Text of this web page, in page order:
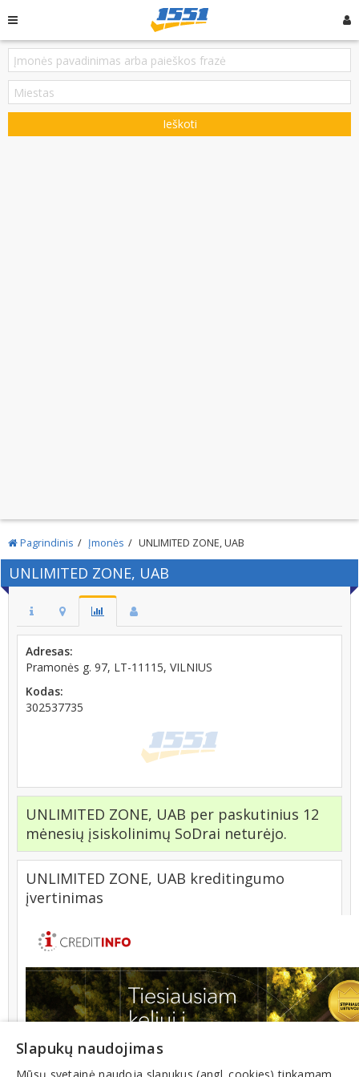
Ieškoti
Pagrindinis Įmonės UNLIMITED ZONE, UAB
UNLIMITED ZONE, UAB
Adresas:
Pramonės g. 97, LT-11115, VILNIUS
Kodas:
302537735
UNLIMITED ZONE, UAB per paskutinius 12
mėnesių įsiskolinimų SoDrai neturėjo.
UNLIMITED ZONE, UAB kreditingumo
įvertinimas
Slapukų naudojimas